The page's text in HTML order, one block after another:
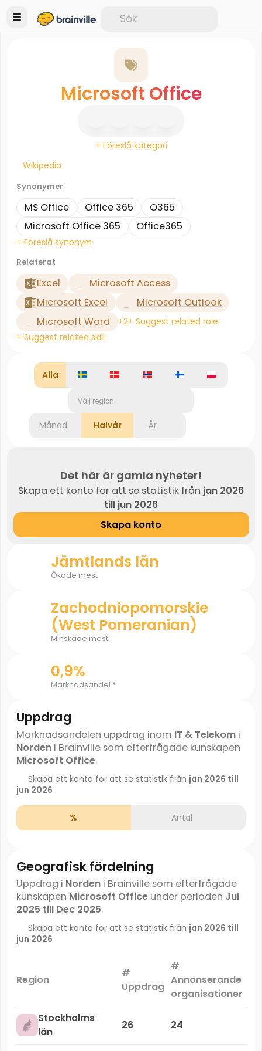
Microsoft Office
+ Föreslå kategori
Wikipedia
Synonymer
MS Office Office 365
O365
Microsoft Office 365
Office365
+ Föreslå synonym
Relaterat
Excel
Microsoft Access
Microsoft Excel
Microsoft Outlook
Microsoft Word
+2+ Suggest related role
+ Suggest related skill
Alla
Välj region
Månad Halvår År
Det här är gamla nyheter!
Skapa ett konto för att se statistik från jan 2026
till jun 2026
Skapa konto
Jämtlands län
Ökade mest
Zachodniopomorskie
(West Pomeranian)
Minskade mest
0,9%
Marknadsandel *
Uppdrag
Marknadsandelen uppdrag inom IT & Telekomi
Nordeni Brainville som efterfrågade kunskapen
Microsoft Office.
Skapa ett konto för att se statistik från jan 2026 till
jun 2026
% Antal
Geografisk fördelning
Uppdrag i Nordeni Brainville som efterfrågade
kunskapen Microsoft Officeunder perioden Jul
2025 till Dec 2025.
Skapa ett konto för att se statistik från jan 2026 till
jun 2026
Region
#
Uppdrag
#
Annonserande
organisationer
Stockholms
län
26 24